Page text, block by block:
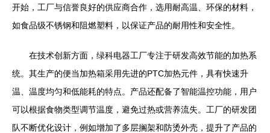
开始，工厂与信誉良好的供应商合作，选用耐高温、环保的材料，
如食品级不锈钢和阻燃塑料，以保证产品的耐用性和安全性。
在技术创新方面，绿科电器工厂专注于研发高效节能的加热系
统。其生产的便当加热箱采用先进的PTC加热元件，具有快速升
温、温度均匀和低能耗的特点。产品还配备了智能温控功能，用户
可以根据食物类型调节温度，避免过热或营养流失。工厂的研发团
队不断优化设计，例如增加了多层搁架和防烫外壳，提升了产品的